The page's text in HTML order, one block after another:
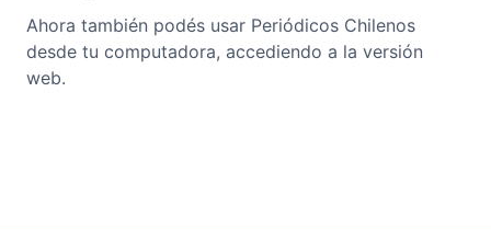
Ahora también podés usar Periódicos Chilenos
desde tu computadora, accediendo a la versión
web.